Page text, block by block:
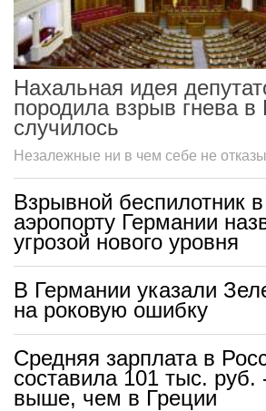
Нахальная идея
породила взрыв гнева
случилось
Незалежные ни в чем себе не
Взрывной беспилотник в
аэропорту Германии
угрозой нового уровня
В Германии указали
на роковую ошибку
Средняя зарплата в
составила 101 тыс. руб.
выше, чем в Греции